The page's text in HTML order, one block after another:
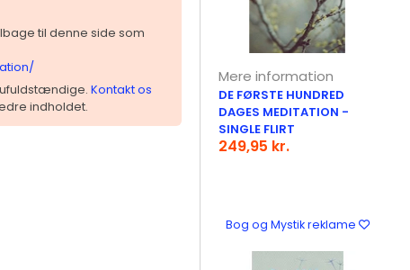
til denne side som
Kontakt os
indholdet.
Mere information
DE FØRSTE HUNDRED
DAGES MEDITATION -
SINGLE FLIRT
249,95 kr.
Bog og Mystik reklame